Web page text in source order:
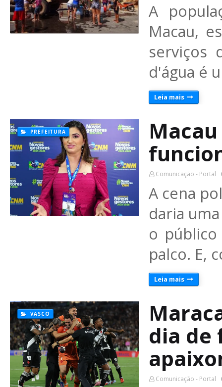
A
Macau,
serviços
d'água é
Leia mais
PREFEITURA
Comunicação - Portal
A cena
daria
o
palco. E,
Leia mais
VASCO
dia de
Comunicação - Portal